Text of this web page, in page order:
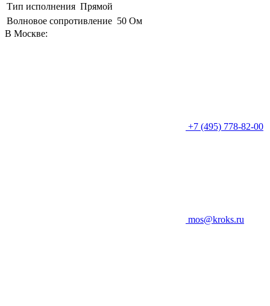
Тип исполнения Прямой
Волновое сопротивление 50 Ом
В Москве:
+7 (495) 778-82-00
mos@kroks.ru